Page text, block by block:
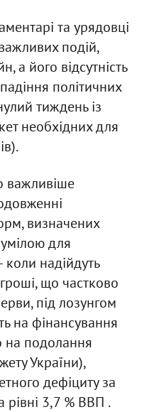
та урядовці
подій,
а його відсутність
політичних
тиждень із
необхідних для
важливіше
визначених
для
надійдуть
що частково
під лозунгом
на фінансування
на подолання
України),
дефіциту за
рівні 3,7 % ВВП .